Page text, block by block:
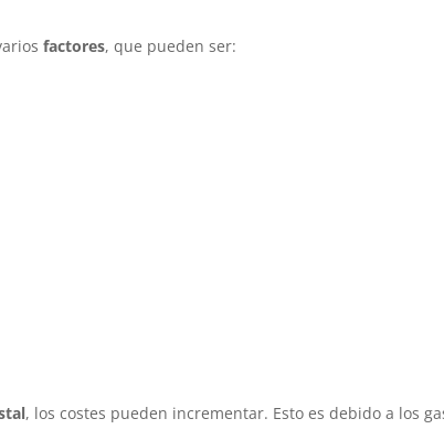
factores, que pueden ser:
, los costes pueden incrementar. Esto es debido a los